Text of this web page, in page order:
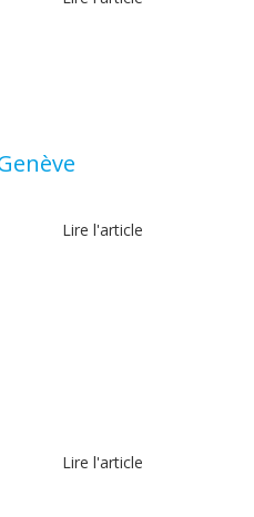
Lire l'article
Lire l'article